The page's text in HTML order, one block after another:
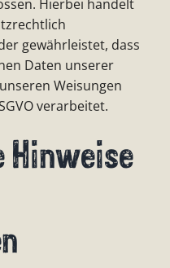
Hierbei handelt
gewährleistet, dass
Daten unserer
Weisungen
verarbeitet.
Hinweise